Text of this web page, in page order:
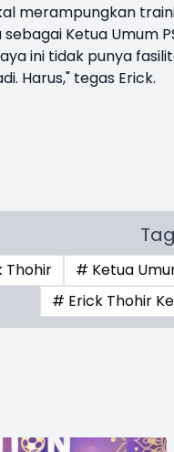
merampungkan
Ketua Umum
ini tidak punya
Harus," tegas Erick.
Thohir # Ketua
# Erick Thohir